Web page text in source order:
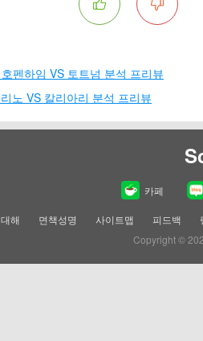
펜하임 VS 토트넘 분석 프리뷰
노 VS 칼리아리 분석 프리뷰
카페
해 면책성명 사이트맵 피드백
Copyright ©